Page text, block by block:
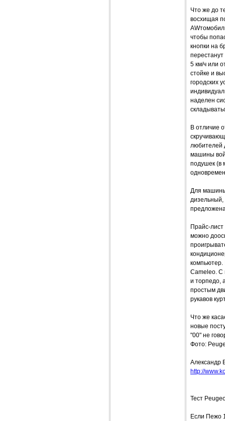
Что же до
восхищая
чтобы
кнопки на
5 км/ч или
стойке и
городских
наделен
В отличие
любителей
машины
подушек (в
Для машины
дизельный,
Прайс-
можно
компьютер.
Cameleo. С
и торпедо,
простым
рукавов
Что же
новые
"00" не
Фото:
Александр
http://
Тест
Если Пежо